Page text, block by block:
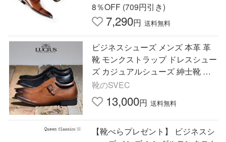
8％OFF (709円引き)
7,290円 送料無料
ビジネスシューズ メンズ 本革 革
靴 モンクストラップ ドレスシュー
ズ カジュアルシューズ 紳士靴 フ
ォーマル 冠婚葬祭 履きやすい 歩
きやすい
靴のSVEC
13,000円 送料無料
【靴べらプレゼント】 ビジネスシ